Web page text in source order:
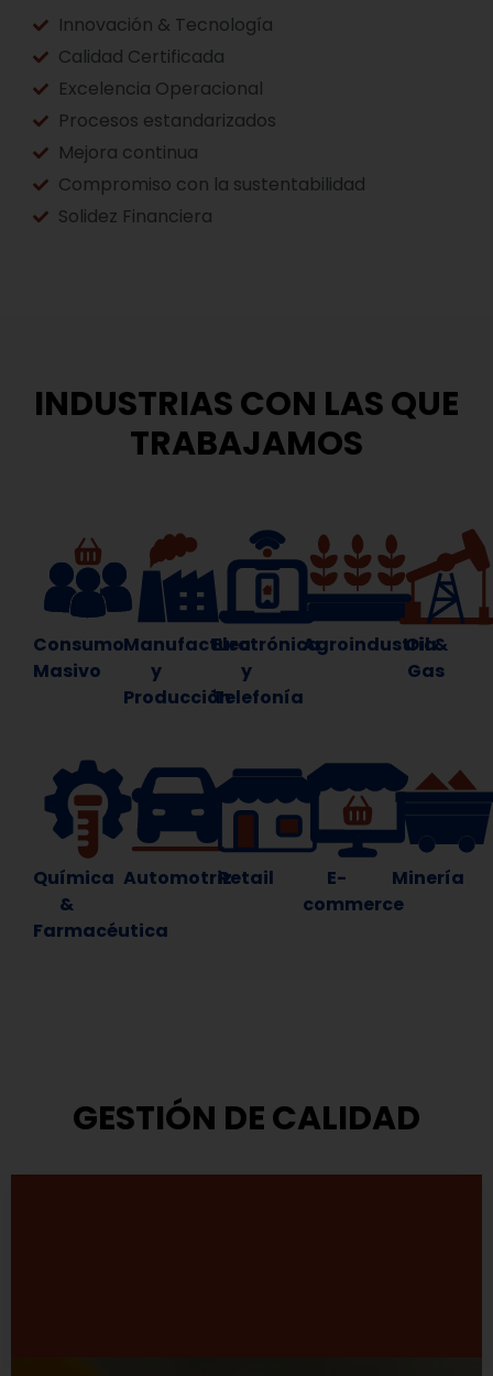
Innovación & Tecnología
Calidad Certificada
Excelencia Operacional
Procesos estandarizados
Mejora continua
Compromiso con la sustentabilidad
Solidez Financiera
INDUSTRIAS CON LAS QUE
TRABAJAMOS
Consumo
Masivo
Manufactura
y
Producción
Electrónica
y
Telefonía
Agroindustria
Oil &
Gas
Química
&
Farmacéutica
AutomotrizRetail
E-
commerce
Minería
GESTIÓN DE CALIDAD